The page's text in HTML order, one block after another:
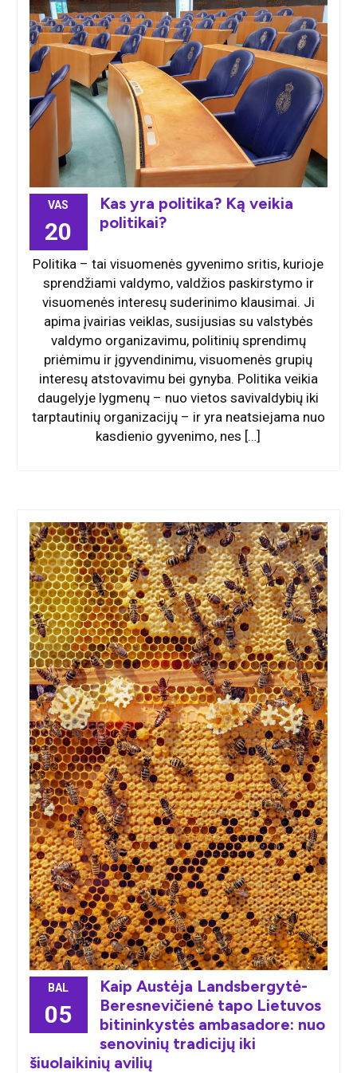
VAS
20
Kas yra politika? Ką veikia
politikai?
Politika – tai visuomenės gyvenimo sritis, kurioje
sprendžiami valdymo, valdžios paskirstymo ir
visuomenės interesų suderinimo klausimai. Ji
apima įvairias veiklas, susijusias su valstybės
valdymo organizavimu, politinių sprendimų
priėmimu ir įgyvendinimu, visuomenės grupių
interesų atstovavimu bei gynyba. Politika veikia
daugelyje lygmenų – nuo vietos savivaldybių iki
tarptautinių organizacijų – ir yra neatsiejama nuo
kasdienio gyvenimo, nes […]
BAL
05
Kaip Austėja Landsbergytė-
Beresnevičienė tapo Lietuvos
bitininkystės ambasadore: nuo
senovinių tradicijų iki
šiuolaikinių avilių